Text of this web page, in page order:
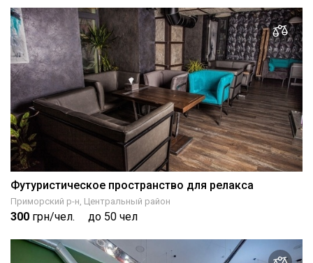
Футуристическое пространство для релакса
Приморский р-н, Центральный район
300 грн/чел. до 50 чел